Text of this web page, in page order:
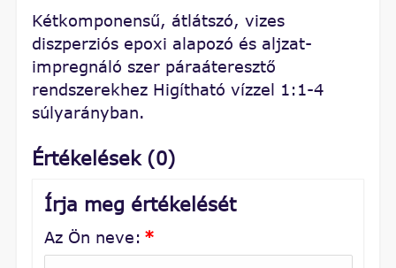
Kétkomponensű, átlátszó, vizes
diszperziós epoxi alapozó és aljzat-
impregnáló szer páraáteresztő
rendszerekhez Higítható vízzel 1:1-4
súlyarányban.
Értékelések (0)
Írja meg értékelését
Az Ön neve: *